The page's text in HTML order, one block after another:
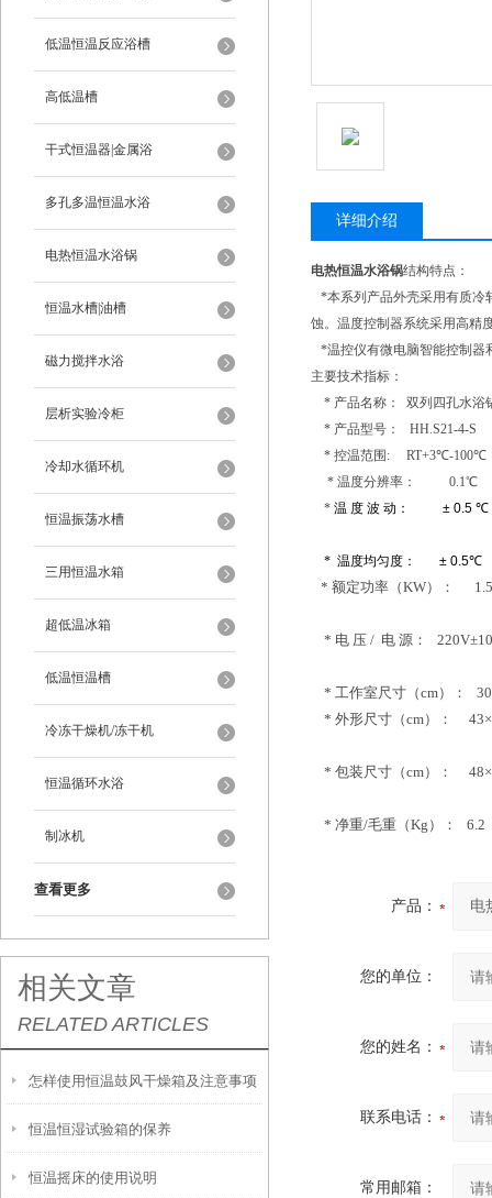
低温恒温反应浴槽
高低温槽
干式恒温器|金属浴
多孔多温恒温水浴
电热恒温水浴锅
恒温水槽|油槽
磁力搅拌水浴
层析实验冷柜
冷却水循环机
恒温振荡水槽
三用恒温水箱
超低温冰箱
低温恒温槽
冷冻干燥机/冻干机
恒温循环水浴
制冰机
查看更多
相关文章
RELATED ARTICLES
怎样使用恒温鼓风干燥箱及注意事项
恒温恒湿试验箱的保养
恒温摇床的使用说明
详细介绍
电热恒温水浴锅结构特点：
*本系列产品外壳采用有质冷
蚀。温度控制器系统采用高精
*温控仪有微电脑智能控制器
主要技术指标：
* 产品名称： 双列四孔水浴
* 产品型号： HH.S21-4-S
* 控温范围: RT+3℃-100℃
* 温度分辨率： 0.1℃
* 温 度 波 动： ± 0.5 ℃
* 温度均匀度： ± 0.5℃
* 额定功率（KW）： 1.5
* 电 压 / 电 源：
* 工作室尺寸（cm）：
* 外形尺寸（cm）：
* 包装尺寸（cm）：
* 净重/毛重（Kg）： 6.2
产品：
您的单位：
您的姓名：
联系电话：
常用邮箱：